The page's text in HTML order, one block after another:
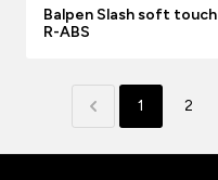
Balpen Slash soft touch
R-ABS
1 2